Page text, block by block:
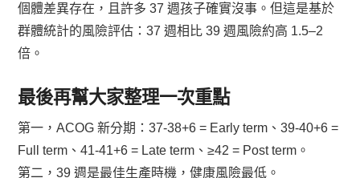
個體差異存在，且許多 37 週孩子確實沒事。但這是基於
群體統計的風險評估：37 週相比 39 週風險約高 1.5–2
倍。
最後再幫大家整理一次重點
第一，ACOG 新分期：37-38+6 = Early term、39-40+6 =
Full term、41-41+6 = Late term、≥42 = Post term。
第二，39 週是最佳生產時機，健康風險最低。